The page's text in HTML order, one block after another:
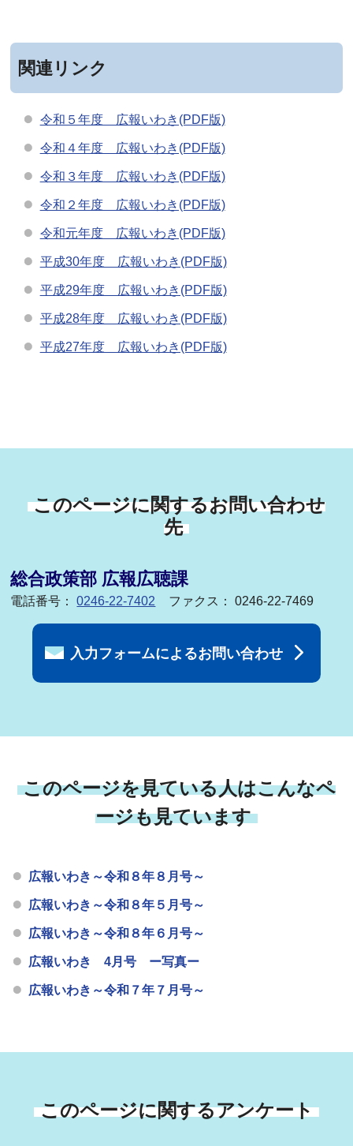
関連リンク
令和５年度 広報いわき(PDF版)
令和４年度 広報いわき(PDF版)
令和３年度 広報いわき(PDF版)
令和２年度 広報いわき(PDF版)
令和元年度 広報いわき(PDF版)
平成30年度 広報いわき(PDF版)
平成29年度 広報いわき(PDF版)
平成28年度 広報いわき(PDF版)
平成27年度 広報いわき(PDF版)
このページに関するお問い合わせ
先
総合政策部 広報広聴課
電話番号：0246-22-7402 ファクス： 0246-22-7469
入力フォームによるお問い合わせ
このページを見ている人はこんなペ
ージも見ています
広報いわき～令和８年８月号～
広報いわき～令和８年５月号～
広報いわき～令和８年６月号～
広報いわき 4月号 ー写真ー
広報いわき～令和７年７月号～
このページに関するアンケート